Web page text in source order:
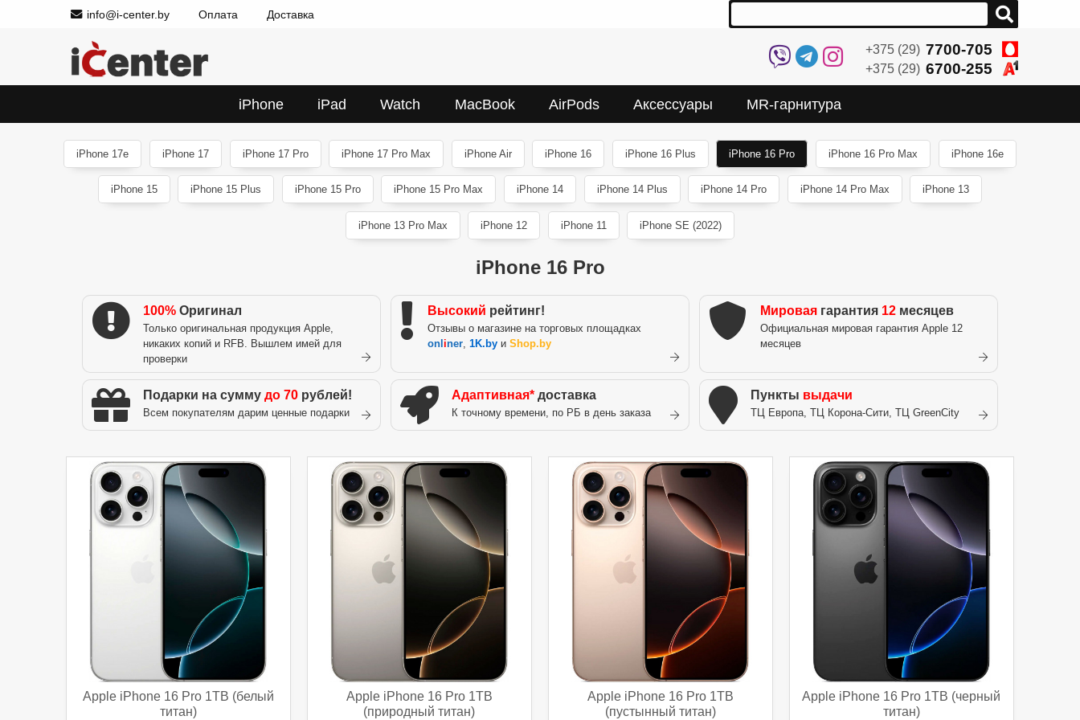
info@i-center.by Оплата Доставка
+375 (29) 7700-705
+375 (29) 6700-255
iPhone iPad Watch MacBook AirPods Аксессуары MR-гарнитура
iPhone 17e iPhone 17 iPhone 17 Pro iPhone 17 Pro Max iPhone Air iPhone 16 iPhone 16 Plus iPhone 16 Pro iPhone 16 Pro Max iPhone 16e
iPhone 15 iPhone 15 Plus iPhone 15 Pro iPhone 15 Pro Max iPhone 14 iPhone 14 Plus iPhone 14 Pro iPhone 14 Pro Max iPhone 13
iPhone 13 Pro Max iPhone 12 iPhone 11 iPhone SE (2022)
iPhone 16 Pro
100% Оригинал
Только оригинальная продукция Apple,
никаких копий и RFB. Вышлем имей для
проверки
Высокий рейтинг!
Отзывы о магазине на торговых площадках
onl iner 1K.by и Shop.by
Мировая гарантия 12 месяцев
Официальная мировая гарантия Apple 12
месяцев
Подарки на сумму до 70 рублей!
Всем покупателям дарим ценные подарки
Адаптивная* доставка
К точному времени, по РБ в день заказа
Пункты выдачи
ТЦ Европа, ТЦ Корона-Сити, ТЦ GreenCity
Apple iPhone 16 Pro 1TB (белый
титан)
Apple iPhone 16 Pro 1TB
(природный титан)
Apple iPhone 16 Pro 1TB
(пустынный титан)
Apple iPhone 16 Pro 1TB (черный
титан)